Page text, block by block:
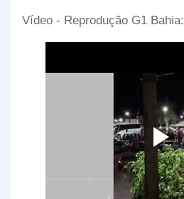
Vídeo - Reprodução G1 Bahia: